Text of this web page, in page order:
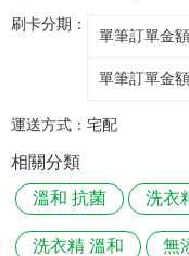
刷卡分期：
單筆訂單金
單筆訂單金
運送方式： 宅配
相關分類
溫和 抗菌
洗衣
洗衣精 溫和 無